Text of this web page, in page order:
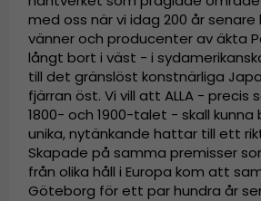
med oss när vi idag 200 år senare
vänner och producenter av äkta
långt bort i väst - i
till det gränslöst konstnärliga
fjärran öst. Vi vill att ALLA - precis
1800- och 1900-talet - skall
unika, nytänkande hattar till ett
Skapade på samma premisser
från olika håll i Europa kom att
Göteborg för ett par hundra år